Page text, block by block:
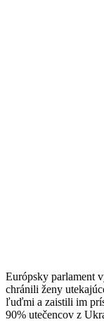
Európsky parlament
chránili ženy
ľuďmi a zaistili im
90% utečencov z